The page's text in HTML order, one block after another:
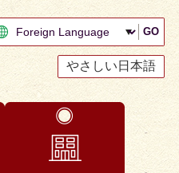
GO
やさしい日本語